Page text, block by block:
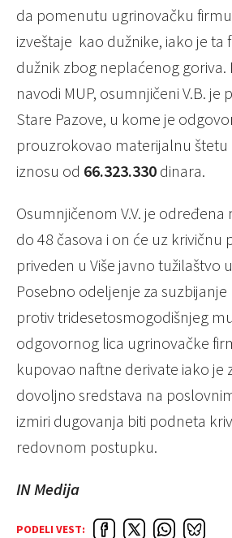
da pomenutu ugrinovačku
izveštaje kao dužnike, iako je ta
dužnik zbog neplaćenog goriva.
navodi MUP, osumnjičeni V.B. je
Stare Pazove, u kome je
prouzrokovao materijalnu
iznosu od 66.323.330 dinara.
Osumnjičenom V.V. je određena
do 48 časova i on će uz krivičnu
priveden u Više javno tužilaštvo
Posebno odeljenje za
protiv tridesetosmogodišnjeg
odgovornog lica ugrinovačke
kupovao naftne derivate iako je
dovoljno sredstava na
izmiri dugovanja biti podneta
redovnom postupku.
IN Medija
PODELI VEST: